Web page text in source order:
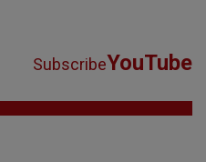
SubscribeYouTube